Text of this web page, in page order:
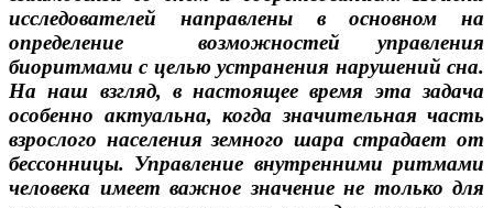
исследователей направлены в основном на
определение возможностей управления
биоритмами с целью устранения нарушений сна.
На наш взгляд, в настоящее время эта задача
особенно актуальна, когда значительная часть
взрослого населения земного шара страдает от
бессонницы. Управление внутренними ритмами
человека имеет важное значение не только для